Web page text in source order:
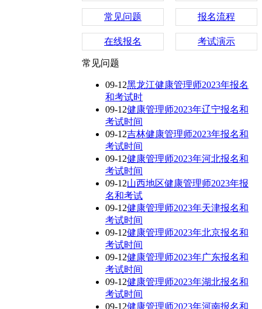
常见问题 报名流程
在线报名 考试演示
常见问题
09-12黑龙江健康管理师2023年报名
和考试时
09-12健康管理师2023年辽宁报名和
考试时间
09-12吉林健康管理师2023年报名和
考试时间
09-12健康管理师2023年河北报名和
考试时间
09-12山西地区健康管理师2023年报
名和考试
09-12健康管理师2023年天津报名和
考试时间
09-12健康管理师2023年北京报名和
考试时间
09-12健康管理师2023年广东报名和
考试时间
09-12健康管理师2023年湖北报名和
考试时间
09-12健康管理师2023年河南报名和